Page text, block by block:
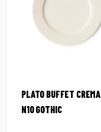
PLATO BUFFET CREMA
N10 GOTHIC